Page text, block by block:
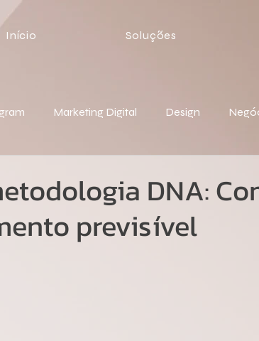
Início Soluções
Marketing Digital Design
DNA:
previsível